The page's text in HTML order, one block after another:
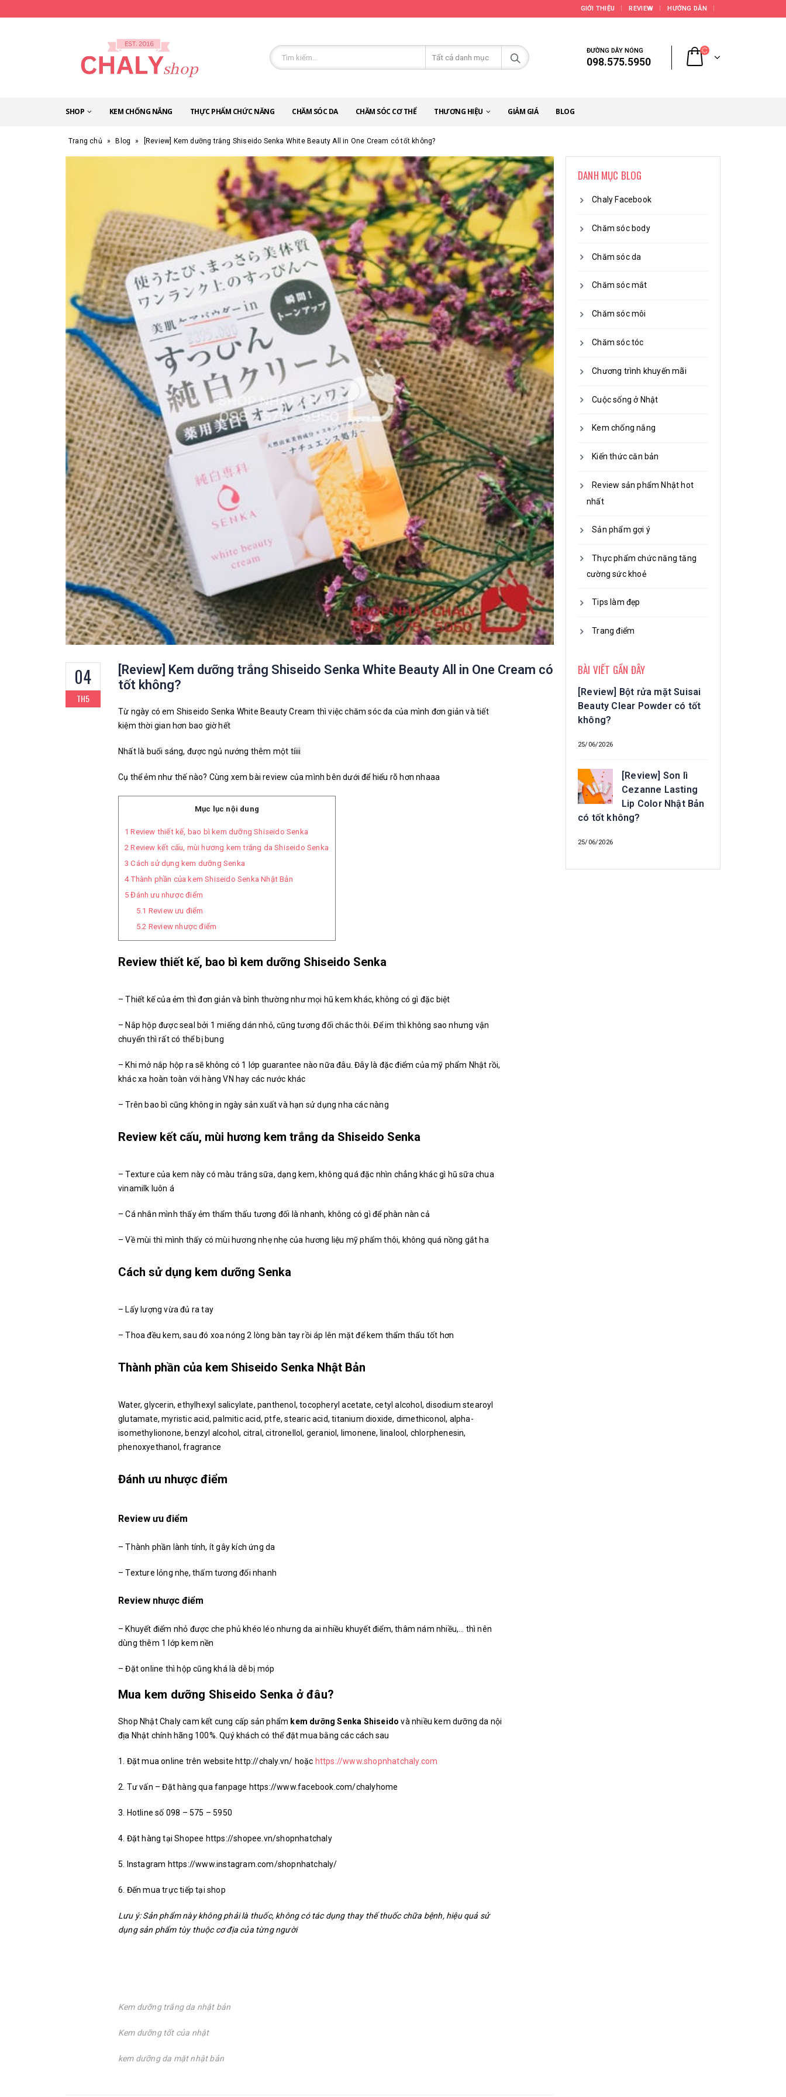
GIỚI THIỆU REVIEW HƯỚNG DẪN
ĐƯỜNG DÂY NÓNG
098.575.5950
SHOP KEM CHỐNG NẮNG THỰC PHẨM CHỨC NĂNG CHĂM SÓC DA CHĂM SÓC CƠ THỂ THƯƠNG HIỆU GIẢM GIÁ BLOG
Trang chủ » Blog » [Review] Kem dưỡng trắng Shiseido Senka White Beauty All in One Cream có tốt không?
04
TH5
[Review] Kem dưỡng trắng Shiseido Senka White Beauty All in One Cream có
tốt không?
Từ ngày có em Shiseido Senka White Beauty Cream thì việc chăm sóc da của mình đơn giản và tiết
kiệm thời gian hơn bao giờ hết
Nhất là buổi sáng, được ngủ nướng thêm một tíiii
Cụ thể ẻm như thế nào? Cùng xem bài review của mình bên dưới để hiểu rõ hơn nhaaa
Mục lục nội dung
1 Review thiết kế, bao bì kem dưỡng Shiseido Senka
2 Review kết cấu, mùi hương kem trắng da Shiseido Senka
3 Cách sử dụng kem dưỡng Senka
4Thành phần của kem Shiseido Senka Nhật Bản
5 Đánh ưu nhược điểm
5.1 Review ưu điểm
5.2 Review nhược điểm
Review thiết kế, bao bì kem dưỡng Shiseido Senka
– Thiết kế của ẻm thì đơn giản và bình thường như mọi hũ kem khác, không có gì đặc biệt
– Nắp hộp được seal bởi 1 miếng dán nhỏ, cũng tương đối chắc thôi. Để im thì không sao nhưng vận
chuyển thì rất có thể bị bung
– Khi mở nắp hộp ra sẽ không có 1 lớp guarantee nào nữa đâu. Đây là đặc điểm của mỹ phẩm Nhật rồi,
khác xa hoàn toàn với hàng VN hay các nước khác
– Trên bao bì cũng không in ngày sản xuất và hạn sử dụng nha các nàng
Review kết cấu, mùi hương kem trắng da Shiseido Senka
– Texture của kem này có màu trắng sữa, dạng kem, không quá đặc nhìn chẳng khác gì hũ sữa chua
vinamilk luôn á
– Cá nhân mình thấy ẻm thẩm thấu tương đối là nhanh, không có gì để phàn nàn cả
– Về mùi thì mình thấy có mùi hương nhẹ nhẹ của hương liệu mỹ phẩm thôi, không quá nồng gắt ha
Cách sử dụng kem dưỡng Senka
– Lấy lượng vừa đủ ra tay
– Thoa đều kem, sau đó xoa nóng 2 lòng bàn tay rồi áp lên mặt để kem thẩm thấu tốt hơn
Thành phần của kem Shiseido Senka Nhật Bản
Water, glycerin, ethylhexyl salicylate, panthenol, tocopheryl acetate, cetyl alcohol, disodium stearoyl
glutamate, myristic acid, palmitic acid, ptfe, stearic acid, titanium dioxide, dimethiconol, alpha-
isomethylionone, benzyl alcohol, citral, citronellol, geraniol, limonene, linalool, chlorphenesin,
phenoxyethanol, fragrance
Đánh ưu nhược điểm
Review ưu điểm
– Thành phần lành tính, ít gây kích ứng da
– Texture lỏng nhẹ, thấm tương đối nhanh
Review nhược điểm
– Khuyết điểm nhỏ được che phủ khéo léo nhưng da ai nhiều khuyết điểm, thâm nám nhiều,… thì nên
dùng thêm 1 lớp kem nền
– Đặt online thì hộp cũng khá là dễ bị móp
Mua kem dưỡng Shiseido Senka ở đâu?
Shop Nhật Chaly cam kết cung cấp sản phẩm kem dưỡng Senka Shiseido và nhiều kem dưỡng da nội
địa Nhật chính hãng 100%. Quý khách có thể đặt mua bằng các cách sau
1. Đặt mua online trên website http://chaly.vn/ hoặc https://www.shopnhatchaly.com
2. Tư vấn – Đặt hàng qua fanpage https://www.facebook.com/chalyhome
3. Hotline số 098 – 575 – 5950
4. Đặt hàng tại Shopee https://shopee.vn/shopnhatchaly
5. Instagram https://www.instagram.com/shopnhatchaly/
6. Đến mua trực tiếp tại shop
Lưu ý: Sản phẩm này không phải là thuốc, không có tác dụng thay thế thuốc chữa bệnh, hiệu quả sử
dụng sản phẩm tùy thuộc cơ địa của từng người
Kem dưỡng trắng da nhật bản
Kem dưỡng tốt của nhật
kem dưỡng da mặt nhật bản
DANH MỤC BLOG
Chaly Facebook
Chăm sóc body
Chăm sóc da
Chăm sóc mắt
Chăm sóc môi
Chăm sóc tóc
Chương trình khuyến mãi
Cuộc sống ở Nhật
Kem chống nắng
Kiến thức căn bản
Review sản phẩm Nhật hot
nhất
Sản phẩm gợi ý
Thực phẩm chức năng tăng
cường sức khoẻ
Tips làm đẹp
Trang điểm
BÀI VIẾT GẦN ĐÂY
[Review] Bột rửa mặt Suisai
Beauty Clear Powder có tốt
không?
25/06/2026
[Review] Son lì
Cezanne Lasting
Lip Color Nhật Bản
có tốt không?
25/06/2026